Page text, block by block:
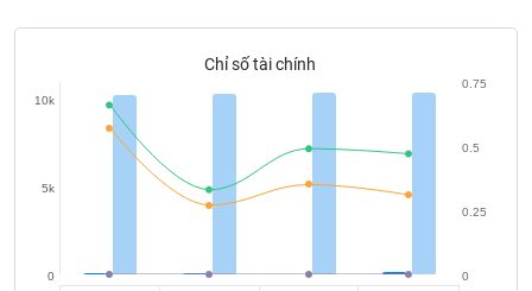
Chỉ số tài chính
0
5k
10k
0
0.25
0.5
0.75
phân